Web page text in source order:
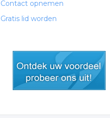
Contact opnemen
Gratis lid worden